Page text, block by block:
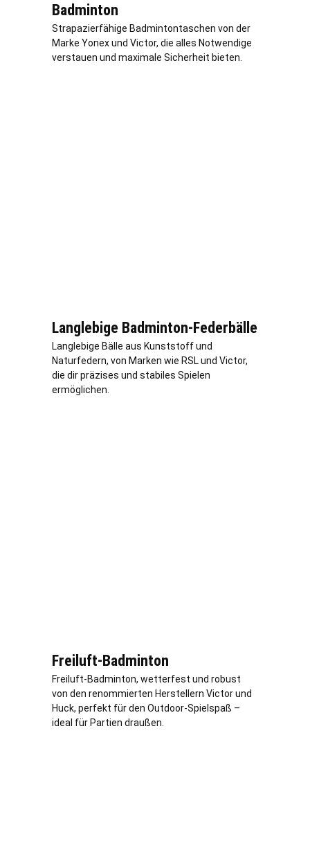
Badminton
Strapazierfähige Badmintontaschen von der
Marke Yonex und Victor, die alles Notwendige
verstauen und maximale Sicherheit bieten.
Langlebige Badminton-Federbälle
Langlebige Bälle aus Kunststoff und
Naturfedern, von Marken wie RSL und Victor,
die dir präzises und stabiles Spielen
ermöglichen.
Freiluft-Badminton
Freiluft-Badminton, wetterfest und robust
von den renommierten Herstellern Victor und
Huck, perfekt für den Outdoor-Spielspaß –
ideal für Partien draußen.